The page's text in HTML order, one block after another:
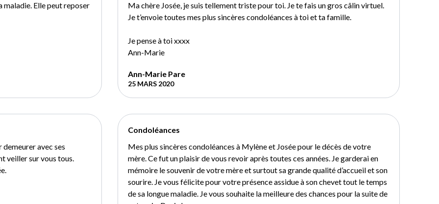
maladie. Elle peut reposer
Ma chère Josée, je suis tellement triste pour toi. Je te fais un gros câlin virtuel.
Je t’envoie toutes mes plus sincères condoléances à toi et ta famille.
Je pense à toi xxxx
Ann-Marie
Ann-Marie Pare
25 MARS 2020
avec ses
veiller sur vous tous.
Condoléances
Mes plus sincères condoléances à Mylène et Josée pour le décès de votre
mère. Ce fut un plaisir de vous revoir après toutes ces années. Je garderai en
mémoire le souvenir de votre mère et surtout sa grande qualité d’accueil et son
sourire. Je vous félicite pour votre présence assidue à son chevet tout le temps
de sa longue maladie. Je vous souhaite la meilleure des chances pour la suite de